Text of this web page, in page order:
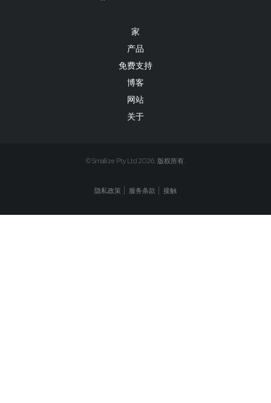
家
产品
免费支持
博客
网站
关于
© Smallize Pty Ltd 2026. 版权所有.
隐私政策 服务条款 接触